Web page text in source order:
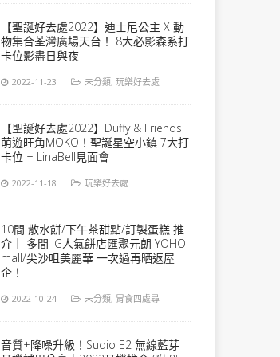
【聖誕好去處2022】迪士尼公主 X 動
物集合荃灣廣場天台！ 8大必影森系打
卡位影盡日與夜
2022-11-23 未分類,玩樂好去處
【聖誕好去處2022】Duffy & Friends
萌遊旺角MOKO！聖誕星空小鎮 7大打
卡位 + LinaBell見面會
2022-11-18 玩樂好去處
10間 散水餅/下午茶甜點/訂製蛋糕 推
介｜ 多間 IG人氣餅店匯聚元朗 YOHO
mall/尖沙咀美麗華 一次過再晒返屋
企！
2022-10-24 未分類, 胃食四處尋
音質+降噪升級！Sudio E2 無線藍芽